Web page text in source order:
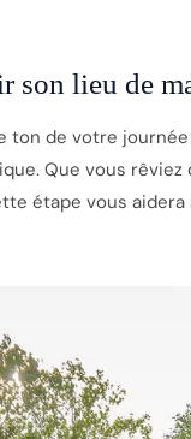
son lieu de
ton de votre
Que vous rêviez
étape vous